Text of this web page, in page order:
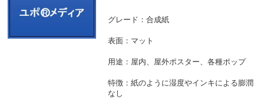
グレード：合成紙
表面：マット
用途：屋内、屋外ポスター、各種ポップ
特徴：紙のように湿度やインキによる膨潤
なし